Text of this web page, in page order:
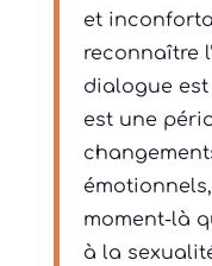
et
reconnaître
dialogue est
est une
moment-là
à la